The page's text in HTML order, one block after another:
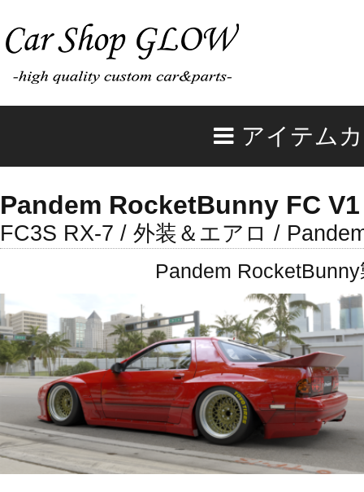
アイテム
Pandem RocketBunny FC
FC3S RX-7 / 外装＆エアロ /
Pandem